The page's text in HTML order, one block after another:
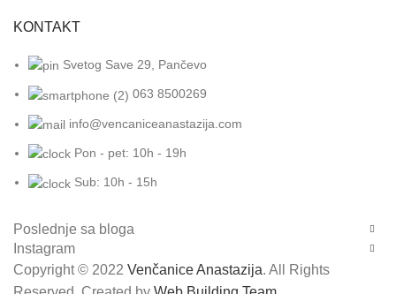
KONTAKT
Svetog Save 29, Pančevo
063 8500269
info@vencaniceanastazija.com
Pon - pet: 10h - 19h
Sub: 10h - 15h
Poslednje sa bloga
Instagram
Copyright © 2022 Venčanice Anastazija. All Rights